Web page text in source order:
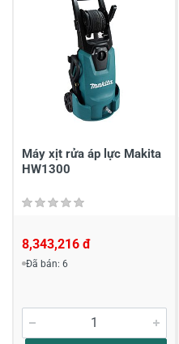
2
1
Chia sẻ nhận
Đánh giá sao
Máy xịt rửa áp lực Makita
HW1300
8,343,216 đ
Đã bán: 6